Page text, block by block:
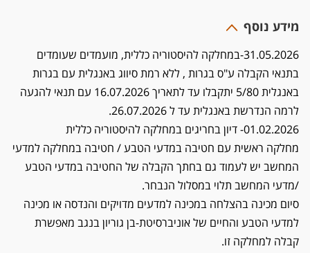
מידע נוסף
31.05.2026-במחלקה להיסטוריה כללית, מועמדים שעומדים
בתנאי הקבלה ע"ס בגרות , ללא רמת סיווג באנגלית עם בגרות
באנגלית 5/80 יתקבלו עד לתאריך 16.07.2026 עם תנאי להגעה
לרמה הנדרשת באנגלית עד ל 26.07.2026.
01.02.2026- דיון בחריגים במחלקה להיסטוריה כללית
מחלקה ראשית עם חטיבה במדעי הטבע / חטיבה במחלקה למדעי
המחשב יש לעמוד גם בחתך הקבלה של החטיבה במדעי הטבע
/מדעי המחשב תלוי במסלול הנבחר.
סיום מכינה בהצלחה במכינה למדעים מדויקים והנדסה או מכינה
למדעי הטבע והחיים של אוניברסיטת-בן גוריון בנגב מאפשרת
קבלה למחלקה זו.